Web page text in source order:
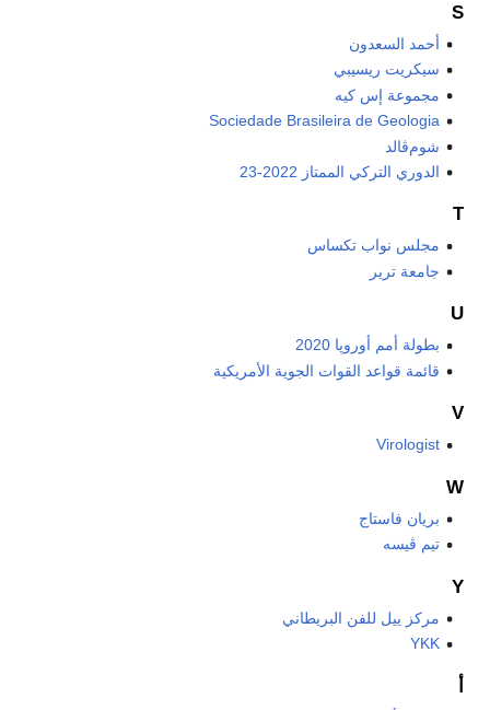
S
أحمد السعدون
سيكريت ريسيبي
مجموعة إس كيه
Sociedade Brasileira de Geologia
شوم‌ڤالد
الدوري التركي الممتاز 2022-23
T
مجلس نواب تكساس
جامعة ترير
U
بطولة أمم أوروپا 2020
قائمة قواعد القوات الجوية الأمريكية
V
Virologist
W
بريان فاستاج
تيم ڤيسه
Y
مركز ييل للفن البريطاني
YKK